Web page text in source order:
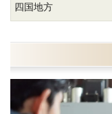
四国地方